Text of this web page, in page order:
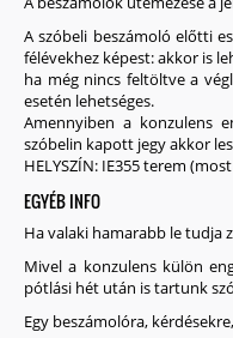
A szóbeli beszámoló előtti
félévekhez képest: akkor is
ha még nincs feltöltve a
esetén lehetséges.
Amennyiben a konzulens
szóbelin kapott jegy akkor
HELYSZÍN: IE355 terem
EGYÉB INFO
Ha valaki hamarabb le tudja
Mivel a konzulens külön
pótlási hét után is tartunk
Egy beszámolóra,